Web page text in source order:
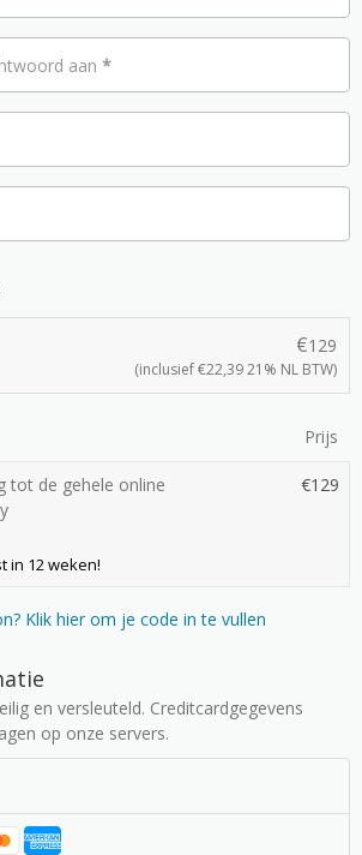
aan *
€129
(inclusief€22,3921% NL BTW)
Prijs
tot de gehele online
in 12 weken!
€129
Klik hier om je code in te vullen
en versleuteld. Creditcardgegevens
op onze servers.